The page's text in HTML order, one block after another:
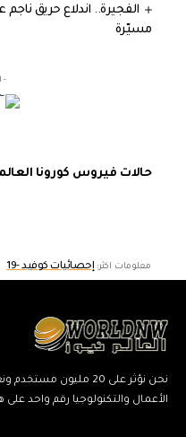
الفجيرة.. اندلاع حريق
مسيّرة
-
حالات فيروس كورونا
معلومات اكثر:إحصائيات كوفيد -19
نحن نؤثر على 20 مليون
الأعمال والتكنولوجيا رقم واحد على